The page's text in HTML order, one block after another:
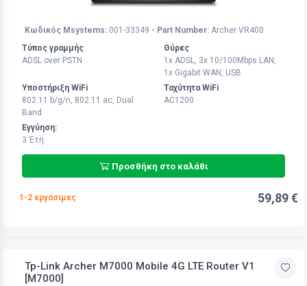
Κωδικός Msystems: 001-33349 - Part Number: Archer VR400
Τύπος γραμμής
ADSL over PSTN
Θύρες
1x ADSL, 3x 10/100Mbps LAN,
1x Gigabit WAN, USB
Υποστήριξη WiFi
802.11 b/g/n, 802.11 ac, Dual
Band
Ταχύτητα WiFi
AC1200
Εγγύηση:
3 Έτη
Προσθήκη στο καλάθι
1-2 εργάσιμες 59,89 €
Tp-Link Archer M7000 Mobile 4G LTE Router V1
[M7000]